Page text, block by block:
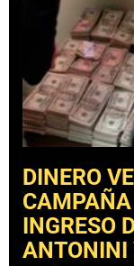
DINERO
INGRESO
ANTONINI